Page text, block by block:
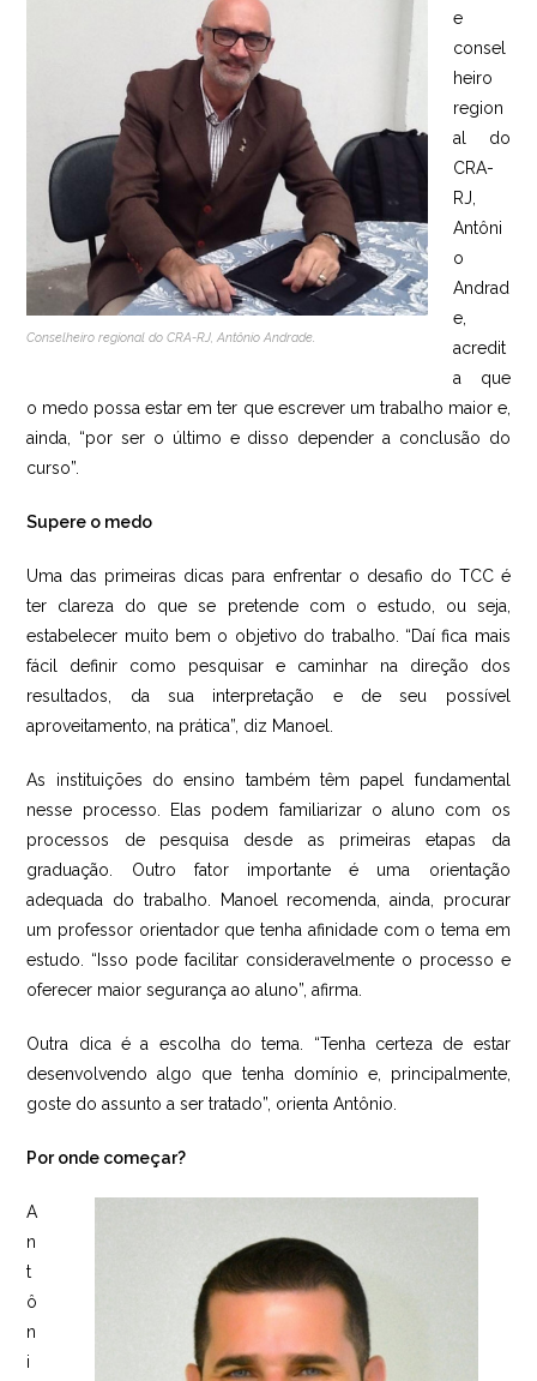
Conselheiro regional do CRA-RJ, Antônio Andrade.
e
consel
heiro
region
al do
CRA-
RJ,
Antôni
o
Andrad
e,
acredit
a que
o medo possa estar em ter que escrever um trabalho maior e,
ainda, “por ser o último e disso depender a conclusão do
curso”.
Supere o medo
Uma das primeiras dicas para enfrentar o desafio do TCC é
ter clareza do que se pretende com o estudo, ou seja,
estabelecer muito bem o objetivo do trabalho. “Daí fica mais
fácil definir como pesquisar e caminhar na direção dos
resultados, da sua interpretação e de seu possível
aproveitamento, na prática”, diz Manoel.
As instituições do ensino também têm papel fundamental
nesse processo. Elas podem familiarizar o aluno com os
processos de pesquisa desde as primeiras etapas da
graduação. Outro fator importante é uma orientação
adequada do trabalho. Manoel recomenda, ainda, procurar
um professor orientador que tenha afinidade com o tema em
estudo. “Isso pode facilitar consideravelmente o processo e
oferecer maior segurança ao aluno”, afirma.
Outra dica é a escolha do tema. “Tenha certeza de estar
desenvolvendo algo que tenha domínio e, principalmente,
goste do assunto a ser tratado”, orienta Antônio.
Por onde começar?
A
n
t
ô
n
i